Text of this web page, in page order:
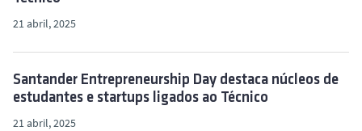
21 abril, 2025
Santander Entrepreneurship Day destaca núcleos de
estudantes e startups ligados ao Técnico
21 abril, 2025